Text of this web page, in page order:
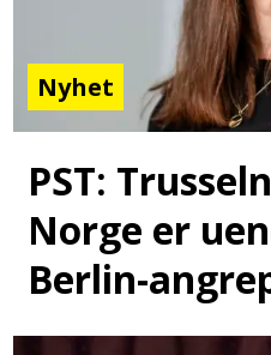
Nyhet
PST:
Norge er
Berlin-